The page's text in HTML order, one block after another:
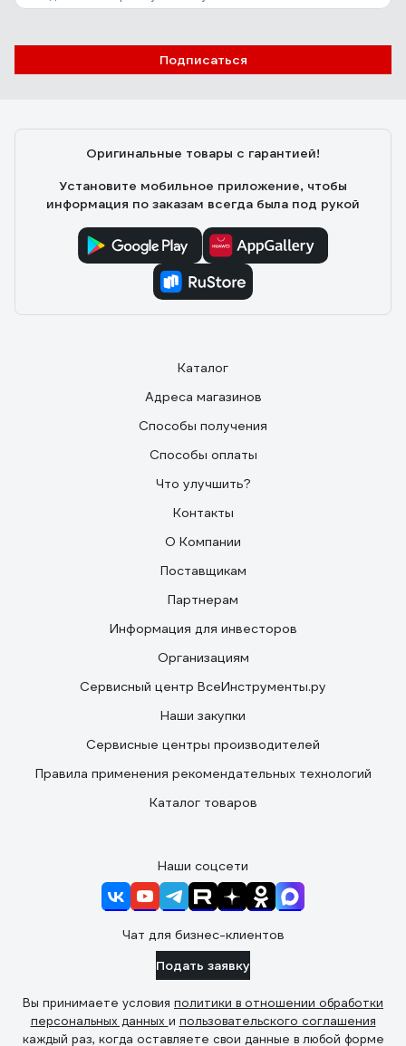
Подписаться
Оригинальные товары с гарантией!
Установите мобильное приложение, чтобы
информация по заказам всегда была под рукой
Каталог
Адреса магазинов
Способы получения
Способы оплаты
Что улучшить?
Контакты
О Компании
Поставщикам
Партнерам
Информация для инвесторов
Организациям
Сервисный центр ВсеИнструменты.ру
Наши закупки
Сервисные центры производителей
Правила применения рекомендательных технологий
Каталог товаров
Наши соцсети
Чат для бизнес-клиентов
Подать заявку
Вы принимаете условия политики в отношении обработки
персональных данных и пользовательского соглашения
каждый раз, когда оставляете свои данные в любой форме